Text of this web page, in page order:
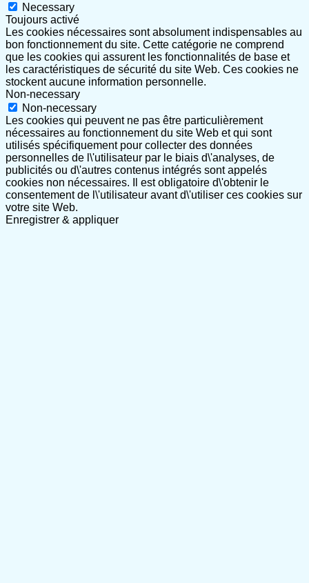
Necessary
Toujours activé
Les cookies nécessaires sont absolument indispensables au
bon fonctionnement du site. Cette catégorie ne comprend
que les cookies qui assurent les fonctionnalités de base et
les caractéristiques de sécurité du site Web. Ces cookies ne
stockent aucune information personnelle.
Non-necessary
Non-necessary
Les cookies qui peuvent ne pas être particulièrement
nécessaires au fonctionnement du site Web et qui sont
utilisés spécifiquement pour collecter des données
personnelles de l\'utilisateur par le biais d\'analyses, de
publicités ou d\'autres contenus intégrés sont appelés
cookies non nécessaires. Il est obligatoire d\'obtenir le
consentement de l\'utilisateur avant d\'utiliser ces cookies sur
votre site Web.
Enregistrer & appliquer